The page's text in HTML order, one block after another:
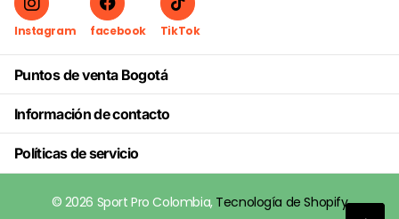
Instagram facebook TikTok
Puntos de venta Bogotá
Información de contacto
Políticas de servicio
© 2026 Sport Pro Colombia, Tecnología de Shopify